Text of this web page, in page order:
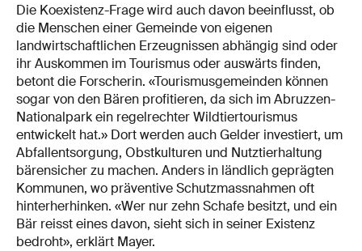
Die Koexistenz-Frage wird auch davon beeinflusst, ob
die Menschen einer Gemeinde von eigenen
landwirtschaftlichen Erzeugnissen abhängig sind oder
ihr Auskommen im Tourismus oder auswärts finden,
betont die Forscherin. «Tourismusgemeinden können
sogar von den Bären profitieren, da sich im Abruzzen-
Nationalpark ein regelrechter Wildtiertourismus
entwickelt hat.» Dort werden auch Gelder investiert, um
Abfallentsorgung, Obstkulturen und Nutztierhaltung
bärensicher zu machen. Anders in ländlich geprägten
Kommunen, wo präventive Schutzmassnahmen oft
hinterherhinken. «Wer nur zehn Schafe besitzt, und ein
Bär reisst eines davon, sieht sich in seiner Existenz
bedroht», erklärt Mayer.